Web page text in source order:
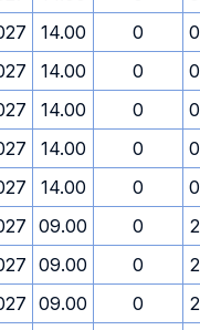
14.00 0
14.00 0
14.00 0
14.00 0
14.00 0
09.00 0
09.00 0
09.00 0